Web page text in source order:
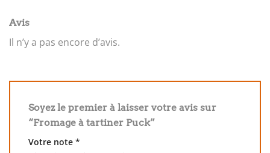
Avis
Il n’y a pas encore d’avis.
Soyez le premier à laisser votre avis sur
“Fromage à tartiner Puck”
Votre note *